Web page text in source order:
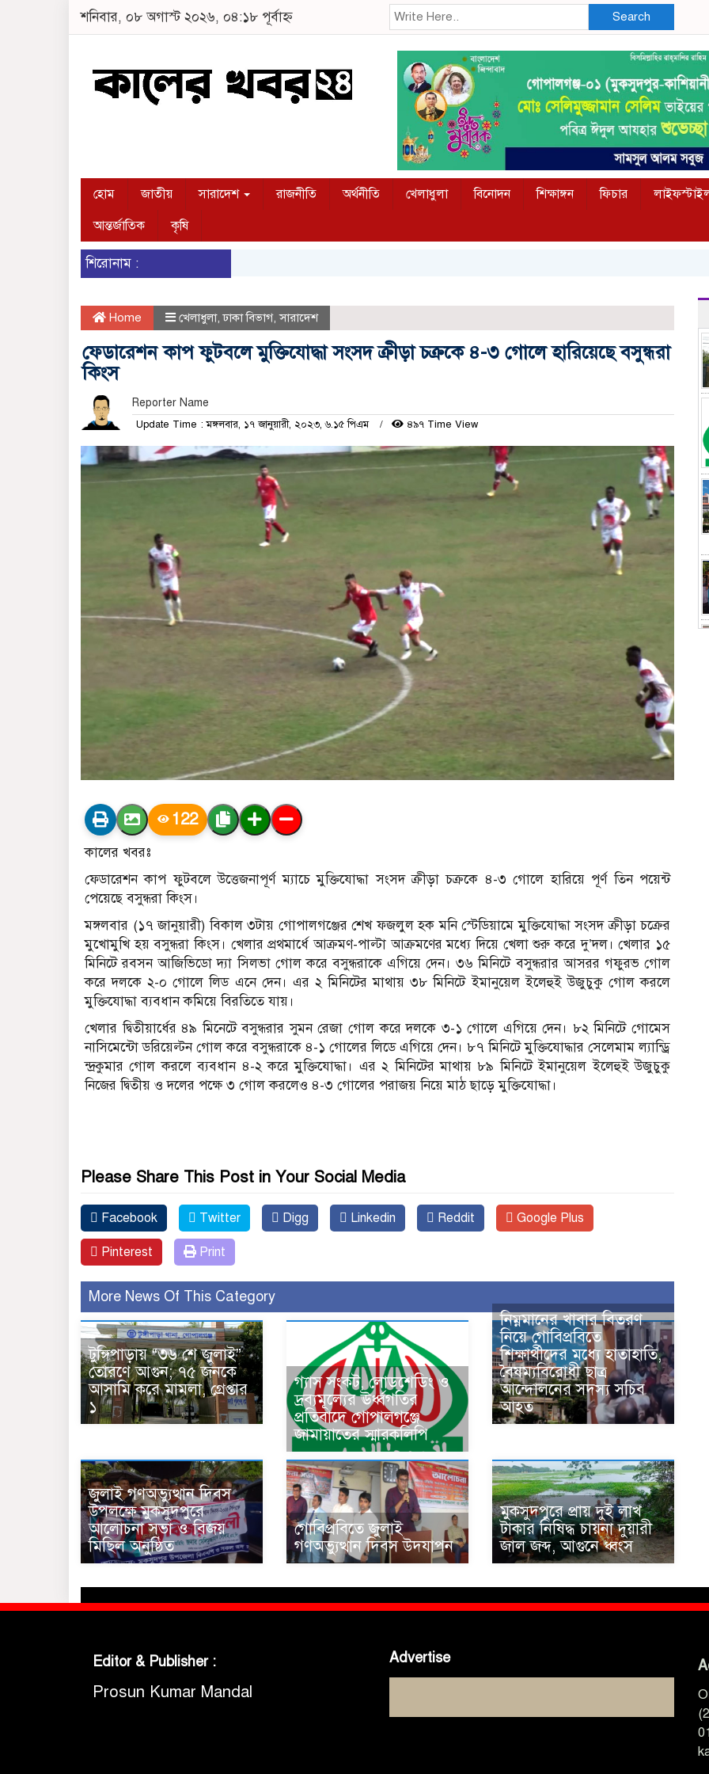
শনিবার, ০৮ অগাস্ট ২০২৬, ০৪:১৮ পূর্বাহ্ন Search
হোম জাতীয় সারাদেশ রাজনীতি অর্থনীতি খেলাধুলা বিনোদন শিক্ষাঙ্গন ফিচার
আন্তর্জাতিক
কৃষি
শিরোনাম :
Home খেলাধুলা,ঢাকা বিভাগ,সারাদেশ
ফেডারেশন কাপ ফুটবলে মুক্তিযোদ্ধা সংসদ ক্রীড়া চক্রকে ৪-৩ গোলে হারিয়েছে বসুন্ধরা
কিংস
Reporter Name
Update Time : মঙ্গলবার, ১৭ জানুয়ারী, ২০২৩, ৬.১৫ পিএম ৪৯৭ Time View
122
কালের খবরঃ
ফেডারেশন কাপ ফুটবলে উত্তেজনাপূর্ণ ম্যাচে মুক্তিযোদ্ধা সংসদ ক্রীড়া চক্রকে ৪-৩ গোলে হারিয়ে পূর্ণ তিন পয়েন্ট
পেয়েছে বসুন্ধরা কিংস।
মঙ্গলবার (১৭ জানুয়ারী) বিকাল ৩টায় গোপালগঞ্জের শেখ ফজলুল হক মনি স্টেডিয়ামে মুক্তিযোদ্ধা সংসদ ক্রীড়া চক্রের
মুখোমুখি হয় বসুন্ধরা কিংস। খেলার প্রথমার্ধে আক্রমণ-পাল্টা আক্রমণের মধ্যে দিয়ে খেলা শুরু করে দু’দল। খেলার ১৫
মিনিটে রবসন আজিভিডো দ্যা সিলভা গোল করে বসুন্ধরাকে এগিয়ে দেন। ৩৬ মিনিটে বসুন্ধরার আসরর গফুরভ গোল
করে দলকে ২-০ গোলে লিড এনে দেন। এর ২ মিনিটের মাথায় ৩৮ মিনিটে ইমানুয়েল ইলেহুই উজুচুকু গোল করলে
মুক্তিযোদ্ধা ব্যবধান কমিয়ে বিরতিতে যায়।
খেলার দ্বিতীয়ার্ধের ৪৯ মিনেটে বসুন্ধরার সুমন রেজা গোল করে দলকে ৩-১ গোলে এগিয়ে দেন। ৮২ মিনিটে গোমেস
নাসিমেন্টো ডরিয়েল্টন গোল করে বসুন্ধরাকে ৪-১ গোলের লিডে এগিয়ে দেন। ৮৭ মিনিটে মুক্তিযোদ্ধার সেলেমাম ল্যান্ড্রি
ন্দ্রকুমার গোল করলে ব্যবধান ৪-২ করে মুক্তিযোদ্ধা। এর ২ মিনিটের মাথায় ৮৯ মিনিটে ইমানুয়েল ইলেহুই উজুচুকু
নিজের দ্বিতীয় ও দলের পক্ষে ৩ গোল করলেও ৪-৩ গোলের পরাজয় নিয়ে মাঠ ছাড়ে মুক্তিযোদ্ধা।
Please Share This Post in Your Social Media
Facebook Twitter Digg Linkedin Reddit Google Plus
Pinterest Print
More News Of This Category
টুঙ্গিপাড়ায় “৩৬ শে জুলাই”
তোরণে আগুন; ৭৫ জনকে
আসামি করে মামলা, গ্রেপ্তার
১
গ্যাস সংকট, লোডশেডিং ও
দ্রব্যমূল্যের ঊর্ধ্বগতির
প্রতিবাদে গোপালগঞ্জে
জামায়াতের স্মারকলিপি
নিম্নমানের খাবার বিতরণ
নিয়ে গোবিপ্রবিতে
শিক্ষার্থীদের মধ্যে হাতাহাতি,
বৈষম্যবিরোধী ছাত্র
আন্দোলনের সদস্য সচিব
আহত
জুলাই গণঅভ্যুত্থান দিবস
উপলক্ষে মুকসুদপুরে
আলোচনা সভা ও বিজয়
মিছিল অনুষ্ঠিত
গোবিপ্রবিতে জুলাই
গণঅভ্যুত্থান দিবস উদযাপন
মুকসুদপুরে প্রায় দুই লাখ
টাকার নিষিদ্ধ চায়না দুয়ারী
জাল জব্দ, আগুনে ধ্বংস
Editor & Publisher :
Prosun Kumar Mandal
Advertise